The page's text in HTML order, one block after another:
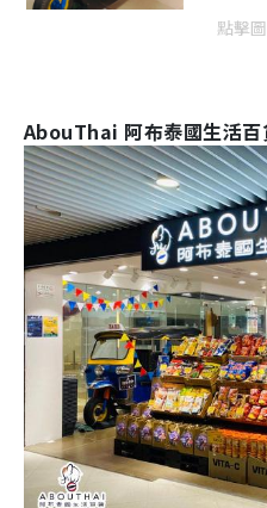
點擊
AbouThai 阿布泰國生活百